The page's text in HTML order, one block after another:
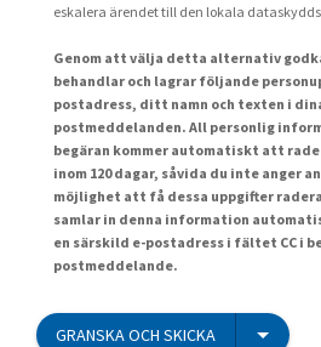
eskalera ärendet till den lokala
Genom att välja detta alternativ
behandlar och lagrar följande
postadress, ditt namn och texten i
postmeddelanden. All personlig
begäran kommer automatiskt att
inom 120 dagar, såvida du inte anger
möjlighet att få dessa uppgifter
samlar in denna information
en särskild e-postadress i fältet CC i
postmeddelande.
GRANSKA OCH SKICKA